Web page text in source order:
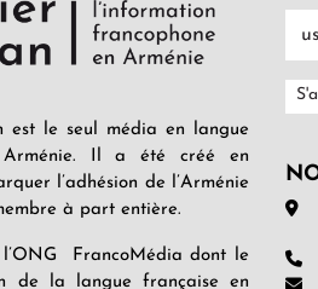
est le seul média en langue
Il a été créé en
l’adhésion de l’Arménie
à part entière.
FrancoMédia dont le
de la langue française en